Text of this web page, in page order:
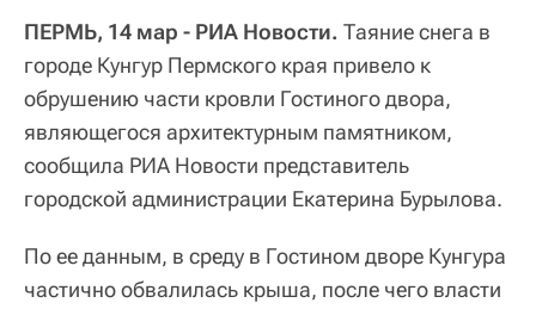
ПЕРМЬ, 14 мар - РИА Новости. Таяние снега в
городе Кунгур Пермского края привело к
обрушению части кровли Гостиного двора,
являющегося архитектурным памятником,
сообщила РИА Новости представитель
городской администрации Екатерина Бурылова.
По ее данным, в среду в Гостином дворе Кунгура
частично обвалилась крыша, после чего власти